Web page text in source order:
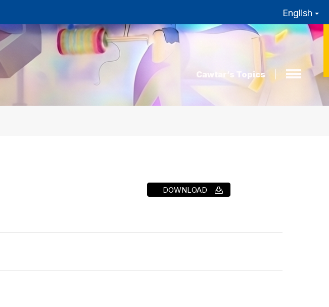
English
Cawtar’s Topics
DOWNLOAD